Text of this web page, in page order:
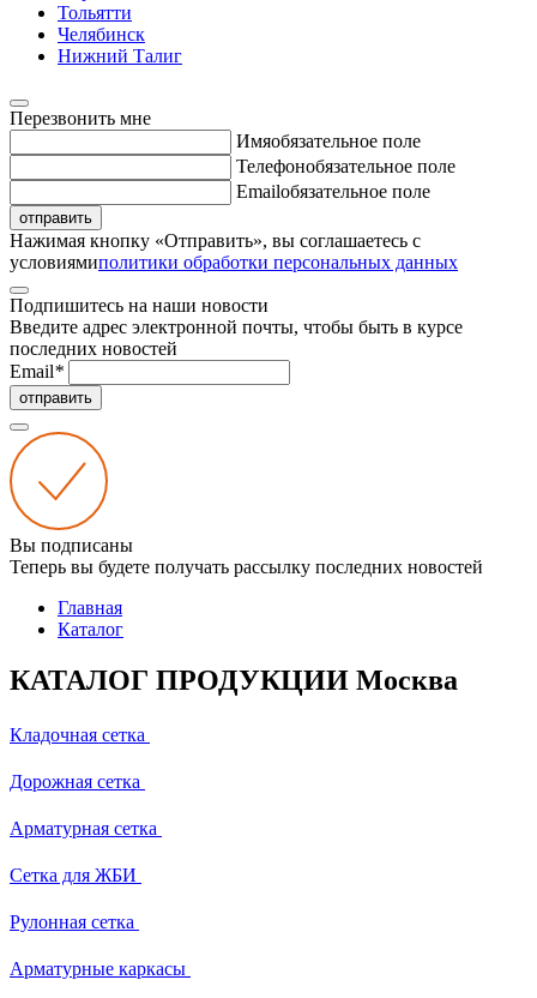
Тольятти
Челябинск
Нижний Талиг
Перезвонить мне
Имяобязательное поле
Телефонобязательное поле
Emailобязательное поле
отправить
Нажимая кнопку «Отправить», вы соглашаетесь с
условиямиполитики обработки персональных данных
Подпишитесь на наши новости
Введите адрес электронной почты, чтобы быть в курсе
последних новостей
Email*
отправить
Вы подписаны
Теперь вы будете получать рассылку последних новостей
Главная
Каталог
КАТАЛОГ ПРОДУКЦИИ Москва
Кладочная сетка
Дорожная сетка
Арматурная сетка
Сетка для ЖБИ
Рулонная сетка
Арматурные каркасы